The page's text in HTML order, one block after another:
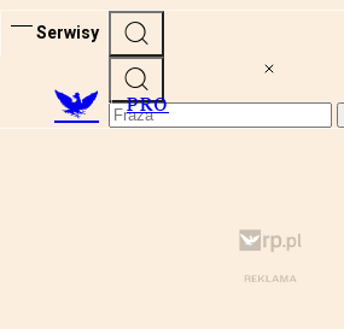
Serwisy
PRO